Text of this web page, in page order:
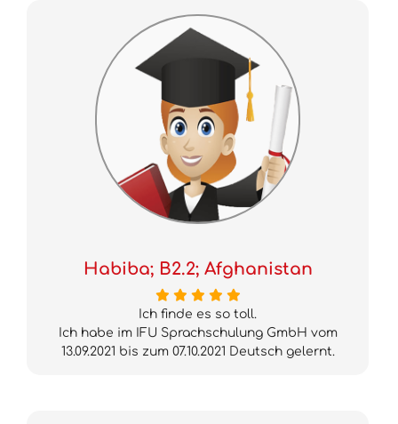
Habiba; B2.2; Afghanistan
Ich finde es so toll.
Ich habe im IFU Sprachschulung GmbH vom
13.09.2021 bis zum 07.10.2021 Deutsch gelernt.